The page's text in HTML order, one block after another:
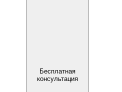
Бесплатная
консультация